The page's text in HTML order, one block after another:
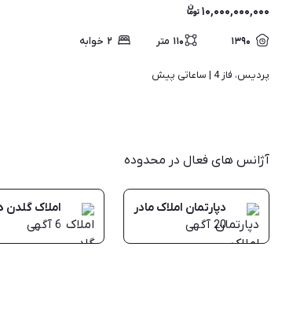
۱۰,۰۰۰,۰۰۰,۰۰۰
۱۳۹۰ ۱۱۰ متر ۲ خوابه
پردیس، فاز 4 | ساعاتی پیش
آژانس های فعال در محدوده
دپارتمان املاک مادر
20 آگهی
املاک
6 آگهی